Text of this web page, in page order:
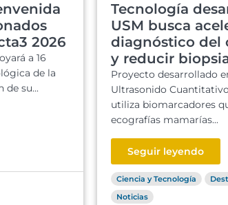
2026
a 16
de la
de su...
Tecnología
USM busca
diagnóstico del
y reducir
Proyecto desarrollado
Ultrasonido
utiliza biomarcadores
ecografías mamarías...
Seguir leyendo
Ciencia y Tecnología
Noticias